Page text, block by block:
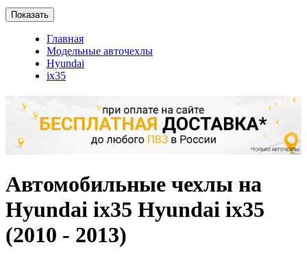
Показать
Главная
Модельные авточехлы
Hyundai
ix35
Автомобильные чехлы на
Hyundai ix35 Hyundai ix35
(2010 - 2013)